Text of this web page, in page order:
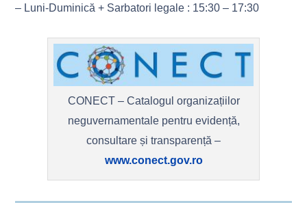
– Luni-Duminică + Sarbatori legale : 15:30 – 17:30
CONECT – Catalogul organizațiilor
neguvernamentale pentru evidență,
consultare și transparență –
www.conect.gov.ro